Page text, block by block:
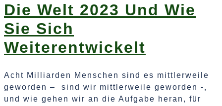
Die Welt 2023 Und Wie
Sie Sich
Weiterentwickelt
Acht Milliarden Menschen sind es mittlerweile
geworden – sind wir mittlerweile geworden -,
und wie gehen wir an die Aufgabe heran, für